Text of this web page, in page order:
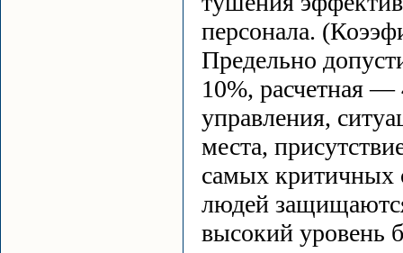
персонала.
Предельно
10%, расчетная —
управления,
места,
самых критичных
людей
высокий уровень